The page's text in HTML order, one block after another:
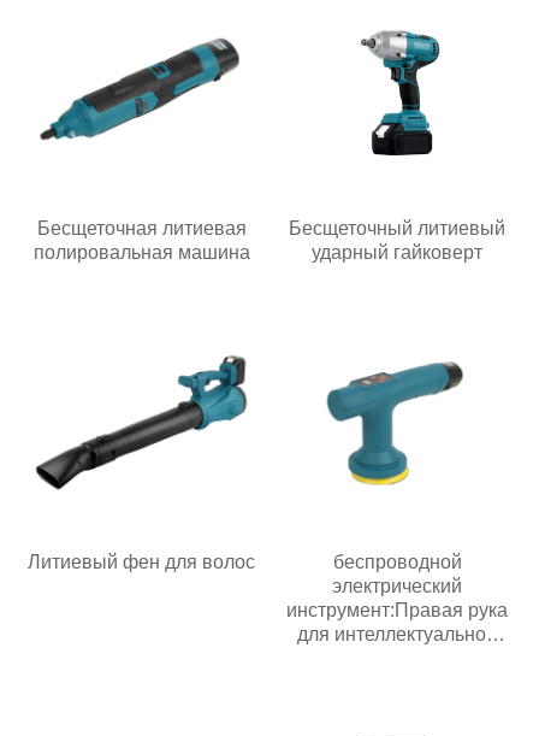
Бесщеточная литиевая
полировальная машина
Бесщеточный литиевый
ударный гайковерт
Литиевый фен для волос
беспроводной
электрический
инструмент:Правая рука
для интеллектуальной